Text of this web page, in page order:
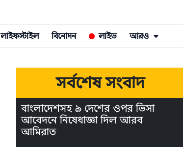
লাইফস্টাইল বিনোদন লাইভ আরও
সর্বশেষ সংবাদ
বাংলাদেশসহ ৯ দেশের ওপর ভিসা
আবেদনে নিষেধাজ্ঞা দিল আরব
আমিরাত